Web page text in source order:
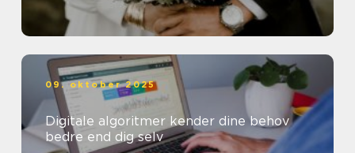
09. oktober 2025
Digitale algoritmer kender dine behov
bedre end dig selv